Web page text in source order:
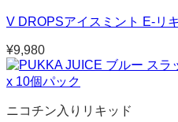
V DROPSアイスミント E-リ
¥9,980
ニコチン入りリキッド